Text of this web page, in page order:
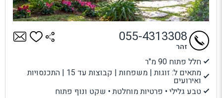
חלל פתוח 90 מ"ר
מתאים ל: זוגות | משפחות | קבוצות עד 15 | התכנסויות
ואירועים
טבע גלילי • פרטיות מוחלטת • שקט ונוף פתוח
055-4313308
זהר